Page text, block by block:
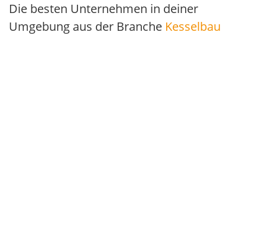
Die besten Unternehmen in deiner
Umgebung aus der Branche Kesselbau